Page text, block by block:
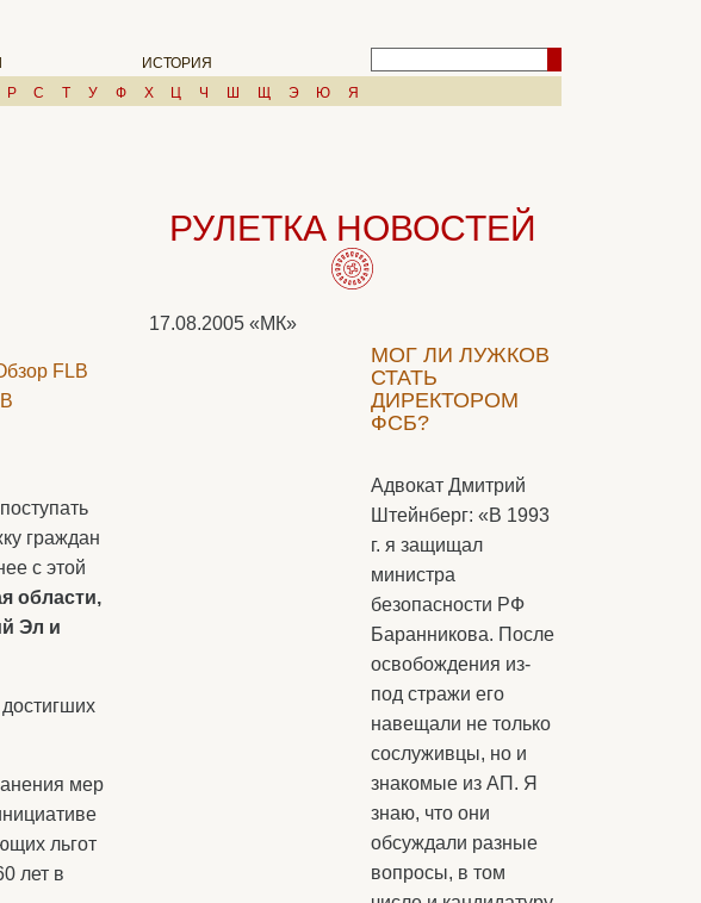
ИСТОРИЯ
Р С Т У Ф Х Ц Ч Ш Щ Э Ю Я
граждан
с этой
области,
Эл и
мер
льгот
лет в
РУЛЕТКА НОВОСТЕЙ
17.08.2005 «МК»
МОГ ЛИ ЛУЖКОВ
СТАТЬ
ДИРЕКТОРОМ
ФСБ?
Адвокат Дмитрий
Штейнберг: «В 1993
г. я защищал
министра
безопасности РФ
Баранникова. После
освобождения из-
под стражи его
навещали не только
сослуживцы, но и
знакомые из АП. Я
знаю, что они
обсуждали разные
вопросы, в том